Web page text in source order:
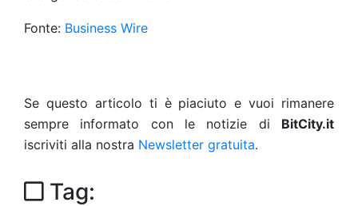
Fonte: Business Wire
Se questo articolo ti è piaciuto e vuoi rimanere
sempre informato con le notizie di BitCity.it
iscriviti alla nostra Newsletter gratuita.
Tag: